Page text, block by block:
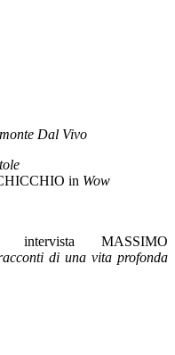
Dal Vivo
in Wow
intervista MASSIMO
di una vita profonda